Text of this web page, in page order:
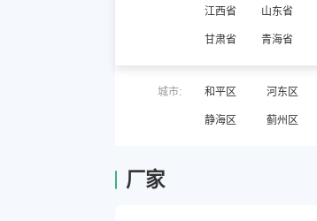
江西省 山东省
甘肃省 青海省
城市: 和平区 河东区
静海区 蓟州区
厂家